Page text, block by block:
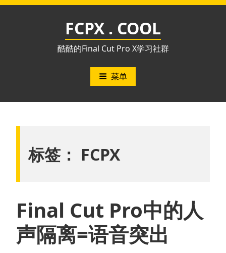
跳
FCPX . COOL
酷酷的Final Cut Pro X学习社群
菜单
标签： FCPX
Final Cut Pro中的人
声隔离=语音突出